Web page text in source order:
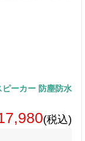
ーカー 防塵防水
(税込)